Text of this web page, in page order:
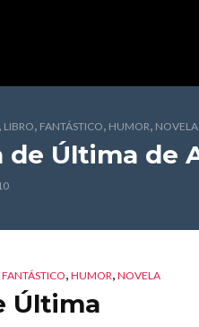
, LIBRO, FANTÁSTICO, HUMOR, NOVELA
de Última de
FANTÁSTICO, HUMOR, NOVELA
Última